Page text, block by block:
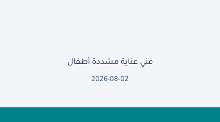
فني عناية مشددة أطفال
2026-08-02